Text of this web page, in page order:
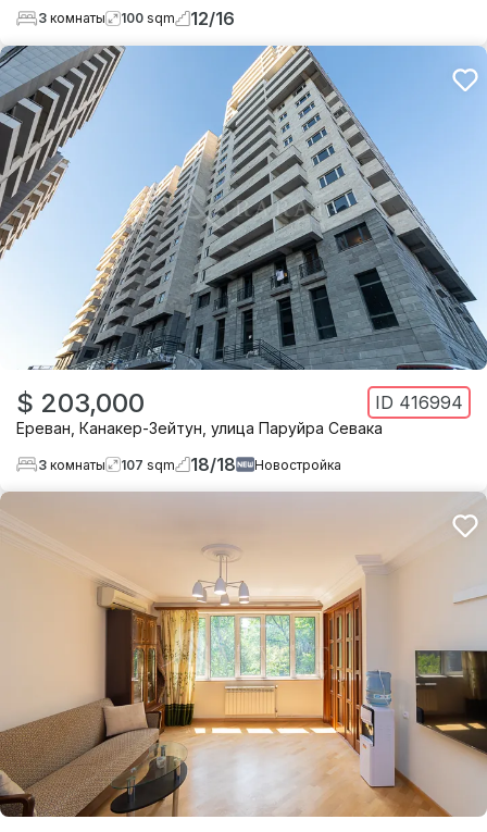
3 комнаты 100 sqm 12/16
$ 203,000 ID 416994
Ереван Канакер-Зейтун улица Паруйра Севака
3 комнаты 107 sqm 18/18 Новостройка